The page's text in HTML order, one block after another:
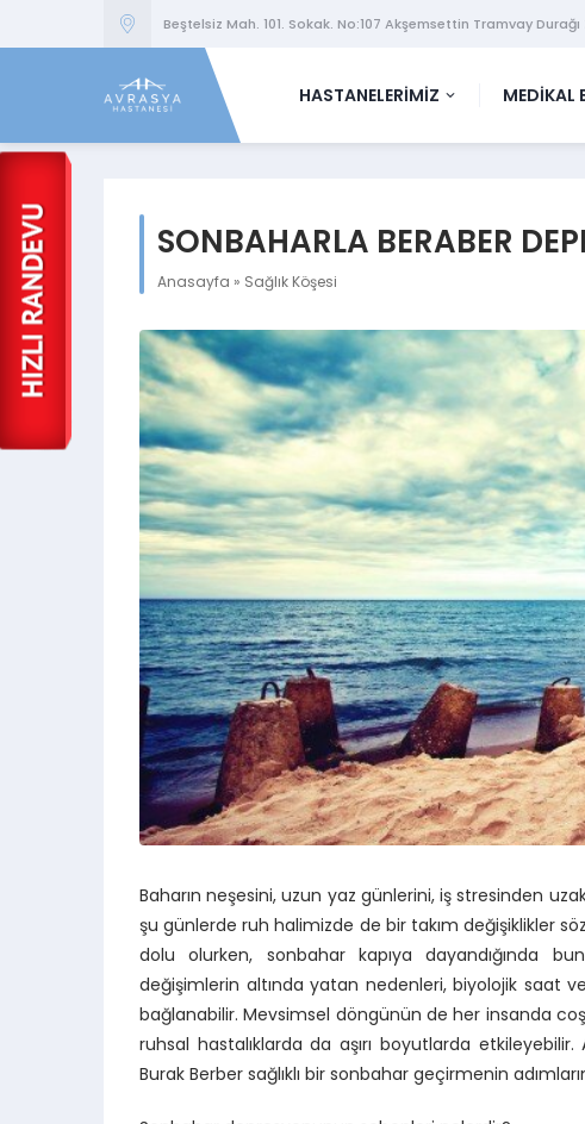
Beştelsiz Mah. 101. Sokak. No:107 Akşemsettin Tramvay
HASTANELERİMİZ MEDİKAL
SONBAHARLA BERABER
Anasayfa » Sağlık Köşesi
Baharın neşesini, uzun yaz günlerini, iş stresinden
şu günlerde ruh halimizde de bir takım değişiklikler
dolu olurken, sonbahar kapıya dayandığında
değişimlerin altında yatan nedenleri, biyolojik saat
bağlanabilir. Mevsimsel döngünün de her insanda
ruhsal hastalıklarda da aşırı boyutlarda
Burak Berber sağlıklı bir sonbahar geçirmenin